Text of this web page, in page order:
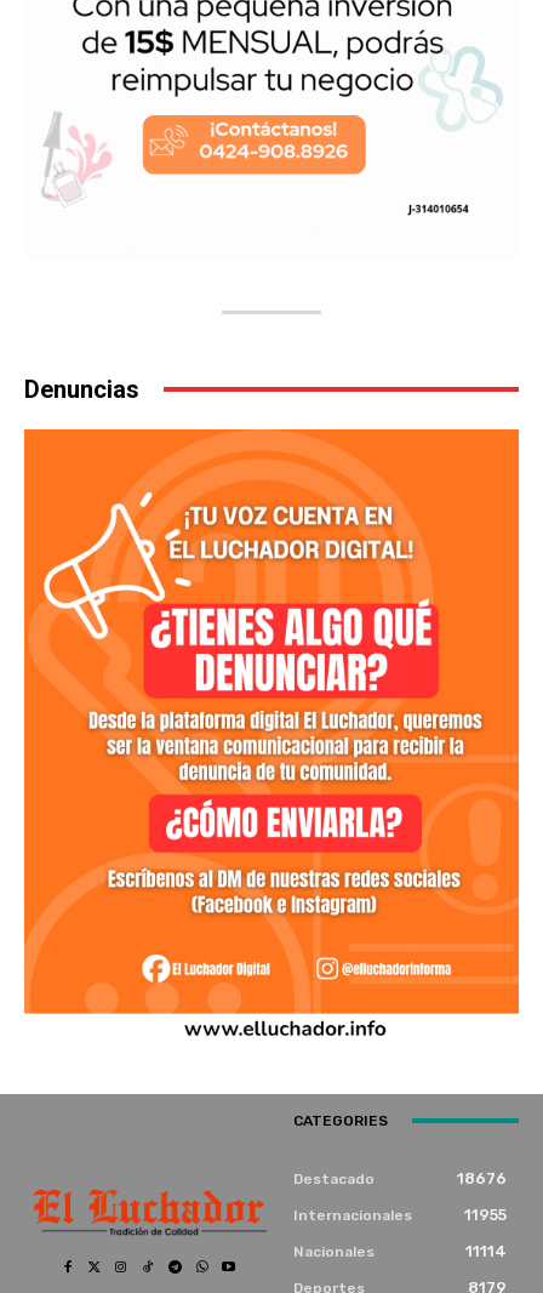
Denuncias
CATEGORIES
Destacado 18676
Internacionales 11955
Nacionales 11114
Deportes 8179